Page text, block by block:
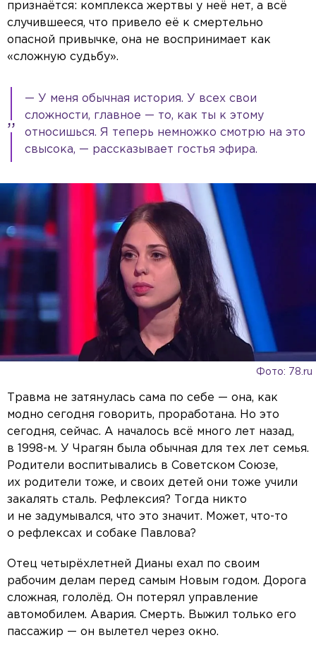
признаётся: комплекса жертвы у неё нет, а всё
случившееся, что привело её к смертельно
опасной привычке, она не воспринимает как
«сложную судьбу».
— У меня обычная история. У всех свои
сложности, главное — то, как ты к этому
относишься. Я теперь немножко смотрю на это
свысока, — рассказывает гостья эфира.
Фото: 78.ru
Травма не затянулась сама по себе — она, как
модно сегодня говорить, проработана. Но это
сегодня, сейчас. А началось всё много лет назад,
в 1998-м. У Чрагян была обычная для тех лет семья.
Родители воспитывались в Советском Союзе,
их родители тоже, и своих детей они тоже учили
закалять сталь. Рефлексия? Тогда никто
и не задумывался, что это значит. Может, что-то
о рефлексах и собаке Павлова?
Отец четырёхлетней Дианы ехал по своим
рабочим делам перед самым Новым годом. Дорога
сложная, гололёд. Он потерял управление
автомобилем. Авария. Смерть. Выжил только его
пассажир — он вылетел через окно.